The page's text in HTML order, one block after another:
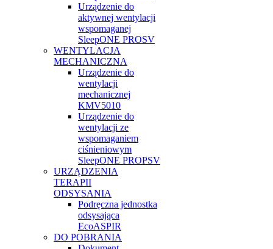
Urządzenie do
aktywnej wentylacji
wspomaganej
SleepONE PROSV
WENTYLACJA
MECHANICZNA
Urządzenie do
wentylacji
mechanicznej
KMV5010
Urządzenie do
wentylacji ze
wspomaganiem
ciśnieniowym
SleepONE PROPSV
URZĄDZENIA
TERAPII
ODSYSANIA
Podręczna jednostka
odsysająca
EcoASPIR
DO POBRANIA